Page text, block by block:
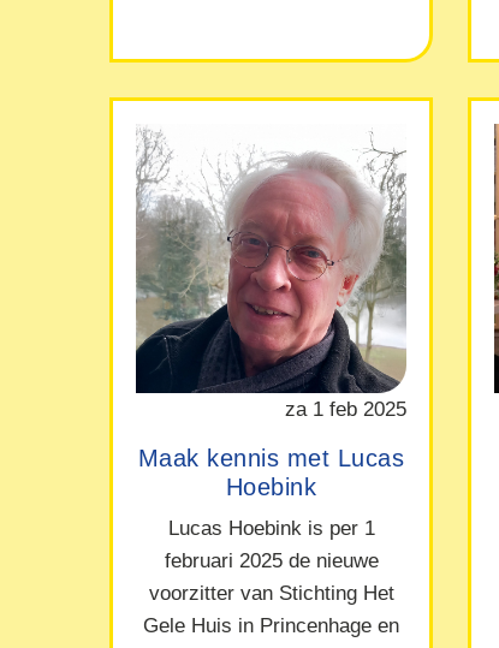
za 1 feb 2025
Maak kennis met Lucas
Hoebink
Lucas Hoebink is per 1
februari 2025 de nieuwe
voorzitter van Stichting Het
Gele Huis in Princenhage en